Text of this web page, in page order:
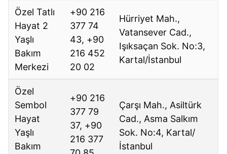
Özel Tatlı
Hayat 2
Yaşlı
Bakım
Merkezi
+90 216
377 74
43, +90
216 452
20 02
Hürriyet Mah.,
Vatansever Cad.,
Işıksaçan Sok. No:3,
Kartal/İstanbul
Özel
Sembol
Hayat
Yaşlı
Bakım
+90 216
377 79
37, +90
216 377
Çarşı Mah., Asiltürk
Cad., Asma Salkım
Sok. No:4, Kartal/
İstanbul